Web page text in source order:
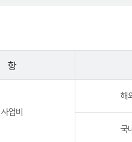
항
사업비
해
국